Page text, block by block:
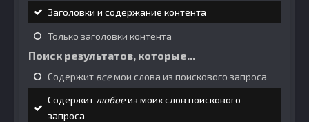
Заголовки и содержание контента
Только заголовки контента
Поиск результатов, которые...
Содержит всемои слова из поискового запроса
Содержитлюбоеиз моих слов поискового
запроса